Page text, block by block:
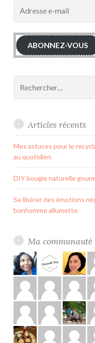
mail
ABONNEZ-VOUS
Articles récents
Mes astuces pour le
au quotidien
DIY bougie naturelle
Se libérer des émotions
bonhomme allumette
Ma communauté